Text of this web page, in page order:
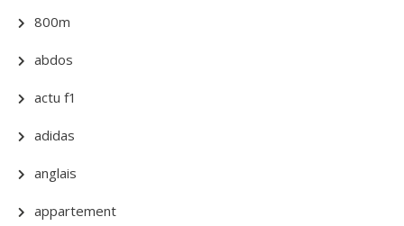
800m
abdos
actu f1
adidas
anglais
appartement